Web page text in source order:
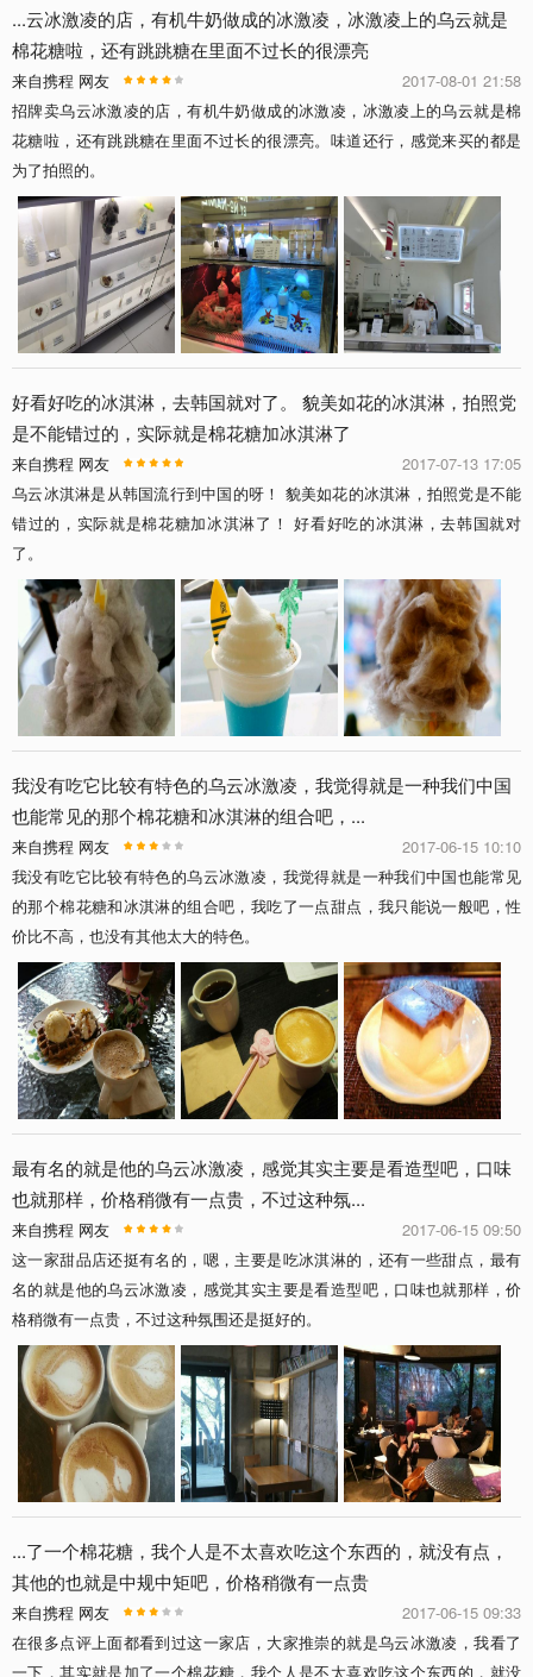
...云冰激凌的店，有机牛奶做成的冰激凌，冰激凌上的乌云就是
棉花糖啦，还有跳跳糖在里面不过长的很漂亮
2017-08-01 21:58
来自携程 网友
招牌卖乌云冰激凌的店，有机牛奶做成的冰激凌，冰激凌上的乌云就是棉
花糖啦，还有跳跳糖在里面不过长的很漂亮。味道还行，感觉来买的都是
为了拍照的。
好看好吃的冰淇淋，去韩国就对了。 貌美如花的冰淇淋，拍照党
是不能错过的，实际就是棉花糖加冰淇淋了
2017-07-13 17:05
来自携程 网友
乌云冰淇淋是从韩国流行到中国的呀！ 貌美如花的冰淇淋，拍照党是不能
错过的，实际就是棉花糖加冰淇淋了！ 好看好吃的冰淇淋，去韩国就对
了。
我没有吃它比较有特色的乌云冰激凌，我觉得就是一种我们中国
也能常见的那个棉花糖和冰淇淋的组合吧，...
2017-06-15 10:10
来自携程 网友
我没有吃它比较有特色的乌云冰激凌，我觉得就是一种我们中国也能常见
的那个棉花糖和冰淇淋的组合吧，我吃了一点甜点，我只能说一般吧，性
价比不高，也没有其他太大的特色。
最有名的就是他的乌云冰激凌，感觉其实主要是看造型吧，口味
也就那样，价格稍微有一点贵，不过这种氛...
2017-06-15 09:50
来自携程 网友
这一家甜品店还挺有名的，嗯，主要是吃冰淇淋的，还有一些甜点，最有
名的就是他的乌云冰激凌，感觉其实主要是看造型吧，口味也就那样，价
格稍微有一点贵，不过这种氛围还是挺好的。
...了一个棉花糖，我个人是不太喜欢吃这个东西的，就没有点，
其他的也就是中规中矩吧，价格稍微有一点贵
2017-06-15 09:33
来自携程 网友
在很多点评上面都看到过这一家店，大家推崇的就是乌云冰激凌，我看了
一下，其实就是加了一个棉花糖，我个人是不太喜欢吃这个东西的，就没